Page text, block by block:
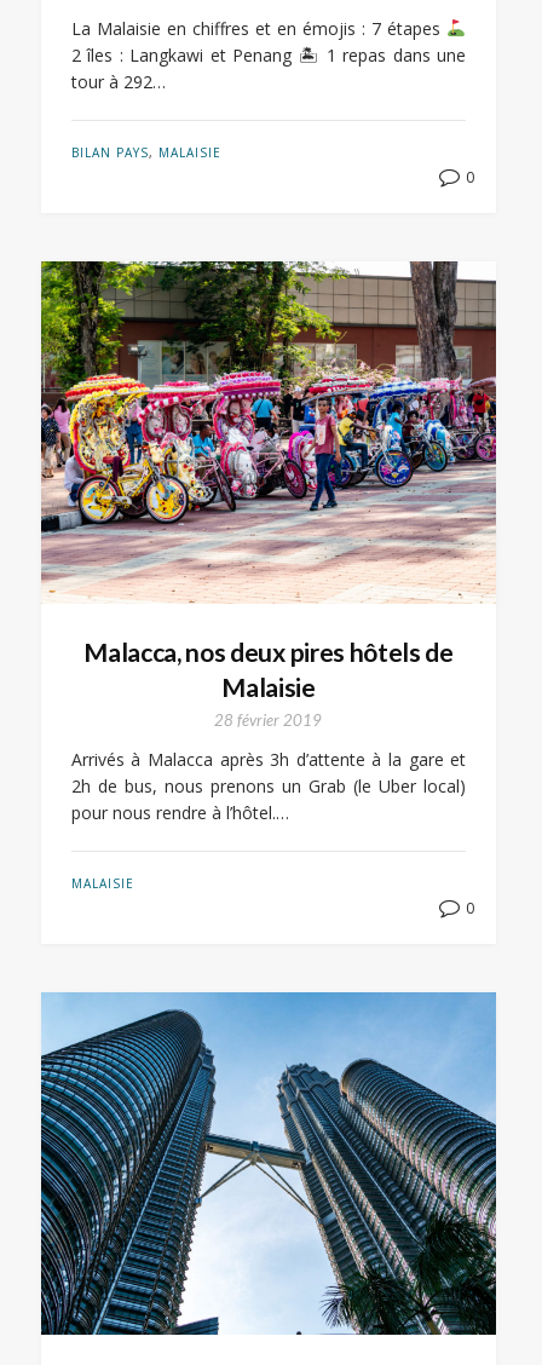
La Malaisie en chiffres et en émojis : 7 étapes
2 îles : Langkawi et Penang 🏝 1 repas dans une
tour à 292…
BILAN PAYS, MALAISIE
0
Malacca, nos deux pires hôtels de
Malaisie
28 février 2019
Arrivés à Malacca après 3h d’attente à la gare et
2h de bus, nous prenons un Grab (le Uber local)
pour nous rendre à l’hôtel.…
MALAISIE
0